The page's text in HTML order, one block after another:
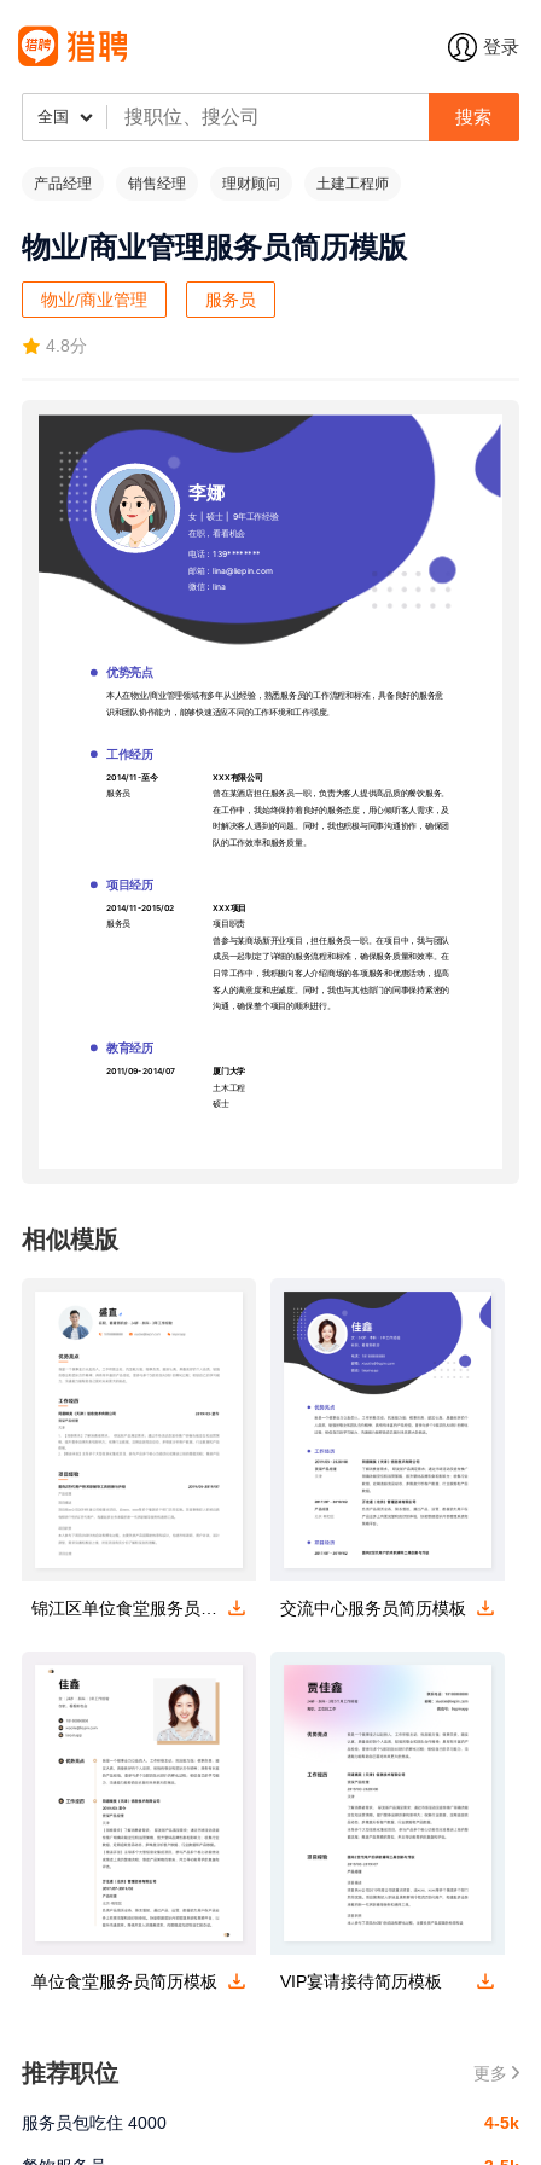
登录
全国 搜索
产品经理 销售经理 理财顾问 土建工程师
物业/商业管理服务员简历模版
物业/商业管理 服务员
4.8分
李娜
女 硕士
9年工作经验
在职，看看机会
电话：139********
邮箱：lina@liepin.com
微信：lina
优势亮点
本人在物业/商业管理领域有多年从业经验，熟悉服务员的工作流程和标准，具备良好的服务意
识和团队协作能力，能够快速适应不同的工作环境和工作强度。
工作经历
2014/11-至今
服务员
XXX有限公司
曾在某酒店担任服务员一职，负责为客人提供高品质的餐饮服务。
在工作中，我始终保持着良好的服务态度，用心倾听客人需求，及
时解决客人遇到的问题。同时，我也积极与同事沟通协作，确保团
队的工作效率和服务质量。
项目经历
2014/11-2015/02
服务员
XXX项目
项目职责
曾参与某商场新开业项目，担任服务员一职。在项目中，我与团队
成员一起制定了详细的服务流程和标准，确保服务质量和效率。在
日常工作中，我积极向客人介绍商场的各项服务和优惠活动，提高
客人的满意度和忠诚度。同时，我也与其他部门的同事保持紧密的
沟通，确保整个项目的顺利进行。
教育经历
2011/09-2014/07
厦门大学
土木工程
硕士
相似模版
锦江区单位食堂服务员简历模板 交流中心服务员简历模板
单位食堂服务员简历模板 VIP宴请接待简历模板
推荐职位 更多
服务员包吃住 4000 4-5k